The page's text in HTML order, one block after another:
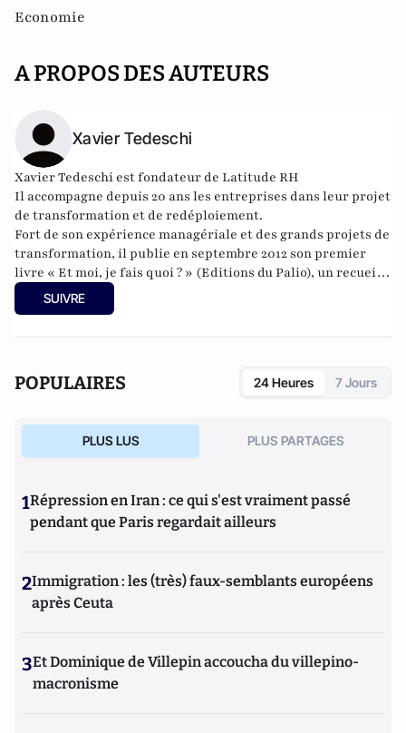
Economie
A PROPOS DES AUTEURS
Xavier Tedeschi
Xavier Tedeschi est fondateur de Latitude RH
Il accompagne depuis 20 ans les entreprises dans leur projet
de transformation et de redéploiement.
Fort de son expérience managériale et des grands projets de
transformation, il publie en septembre 2012 son premier
livre « Et moi, je fais quoi ? » (Editions du Palio), un recueil
de nouvelles à travers lesquelles il plaide la « saine
restructuration », une démarche opérationnelle pour une
SUIVRE
POPULAIRES 24 Heures 7 Jours
PLUS LUS PLUS PARTAGES
1Répression en Iran : ce qui s'est vraiment passé
pendant que Paris regardait ailleurs
2Immigration : les (très) faux-semblants européens
après Ceuta
3Et Dominique de Villepin accoucha du villepino-
macronisme